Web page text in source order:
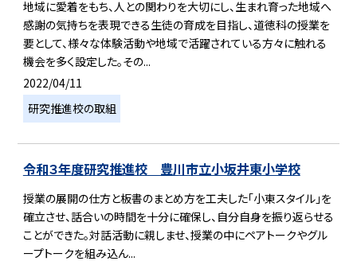
地域に愛着をもち、人との関わりを大切にし、生まれ育った地域へ
感謝の気持ちを表現できる生徒の育成を目指し、道徳科の授業を
要として、様々な体験活動や地域で活躍されている方々に触れる
機会を多く設定した。その...
2022/04/11
研究推進校の取組
令和３年度研究推進校 豊川市立小坂井東小学校
授業の展開の仕方と板書のまとめ方を工夫した「小東スタイル」を
確立させ、話合いの時間を十分に確保し、自分自身を振り返らせる
ことができた。対話活動に親しませ、授業の中にペアトークやグル
ープトークを組み込ん...